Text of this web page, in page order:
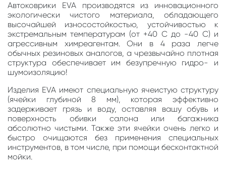
Автоковрики EVA производятся из инновационного
экологически чистого материала, обладающего
высочайшей износостойкостью, устойчивостью к
экстремальным температурам (от +40 С до -40 С) и
агрессивным химреагентам. Они в 4 раза легче
обычных резиновых аналогов, а чрезвычайно плотная
структура обеспечивает им безупречную гидро- и
шумоизоляцию!
Изделия EVA имеют специальную ячеистую структуру
(ячейки глубиной 8 мм), которая эффективно
задерживает грязь и воду, оставляя вашу обувь и
поверхность обивки салона или багажника
абсолютно чистыми. Также эти ячейки очень легко и
быстро очищаются без применения специальных
инструментов, в том числе, при помощи бесконтактной
мойки.